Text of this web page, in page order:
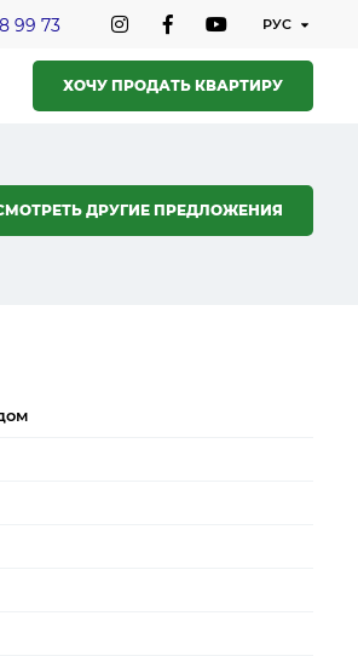
99 73
ХОЧУ ПРОДАТЬ КВАРТИРУ
ДРУГИЕ ПРЕДЛОЖЕНИЯ